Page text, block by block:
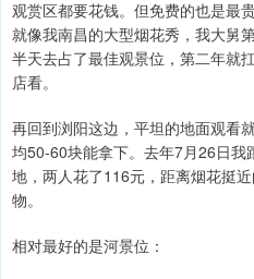
观赏区都要花钱。但免费的也是最
就像我南昌的大型烟花秀，我大舅
半天去占了最佳观景位，第二年就
店看。
再回到浏阳这边，平坦的地面观看
均50-60块能拿下。去年7月26日
地，两人花了116元，距离烟花挺
物。
相对最好的是河景位：